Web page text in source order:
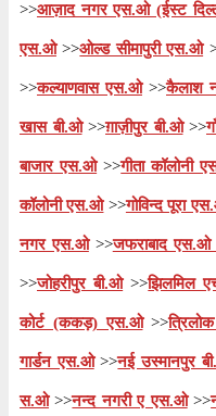
>>आज़ाद नगर एस.ओ (ईस्ट
एस.ओ>>ओल्ड सीमापुरी एस.ओ
>>कल्याणवास एस.ओ>>कैलाश
खास बी.ओ>>ग़ाज़ीपुर बी.ओ>>
बाजार एस.ओ>>गीता कॉलोनी
कॉलोनी एस.ओ>>गोविन्द पूरा
नगर एस.ओ>>जफराबाद एस.ओ
>>जोहरीपुर बी.ओ>>झिलमिल
कोर्ट (ककड़) एस.ओ>>
गार्डन एस.ओ>>नई उस्मानपुर
स.ओ>>नन्द नगरी ए एस.ओ>>